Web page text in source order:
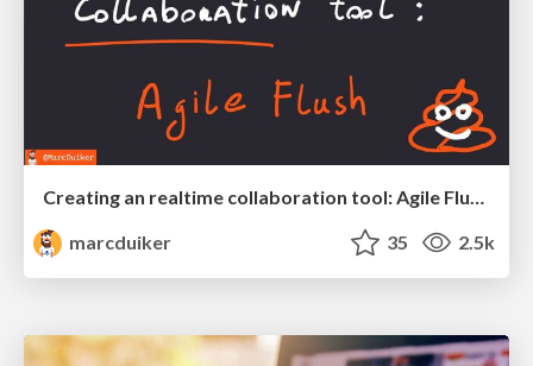
Creating an realtime collaboration tool: Agile Flush - .NET Oxford
marcduiker
35 2.5k